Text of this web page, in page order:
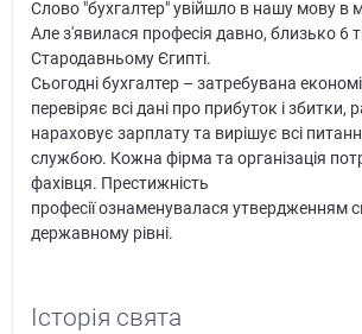
Слово "бухгалтер" увійшло в нашу мову в
Але з'явилася професія давно, близько 6
Стародавньому Єгипті.
Сьогодні бухгалтер – затребувана
перевіряє всі дані про прибуток і збитки,
нараховує зарплату та вирішує всі
службою. Кожна фірма та організація
фахівця. Престижність
професії ознаменувалася утвердженням
державному рівні.
Історія свята